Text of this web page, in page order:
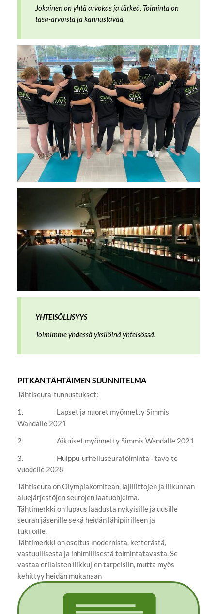
Jokainen on yhtä arvokas ja tärkeä. Toiminta on
tasa-arvoista ja kannustavaa.
YHTEISÖLLISYYS
Toimimme yhdessä yksilöinä yhteisössä.
PITKÄN TÄHTÄIMEN SUUNNITELMA
Tähtiseura-tunnustukset:
1. Lapset ja nuoret myönnetty Simmis
Wandalle 2021
2. Aikuiset myönnetty Simmis Wandalle 2021
3. Huippu-urheiluseuratoiminta - tavoite
vuodelle 2028
Tähtiseura on Olympiakomitean, lajiliittojen ja liikunnan
aluejärjestöjen seurojen laatuohjelma.
Tähtimerkki on lupaus laadusta nykyisille ja uusille
seuran jäsenille sekä heidän lähipiirilleen ja
tukijoille.
Tähtimerkki on osoitus modernista, ketterästä,
vastuullisesta ja inhimillisestä toimintatavasta. Se
vastaa erilaisten liikkujien tarpeisiin, mutta myös
kehittyy heidän mukanaan